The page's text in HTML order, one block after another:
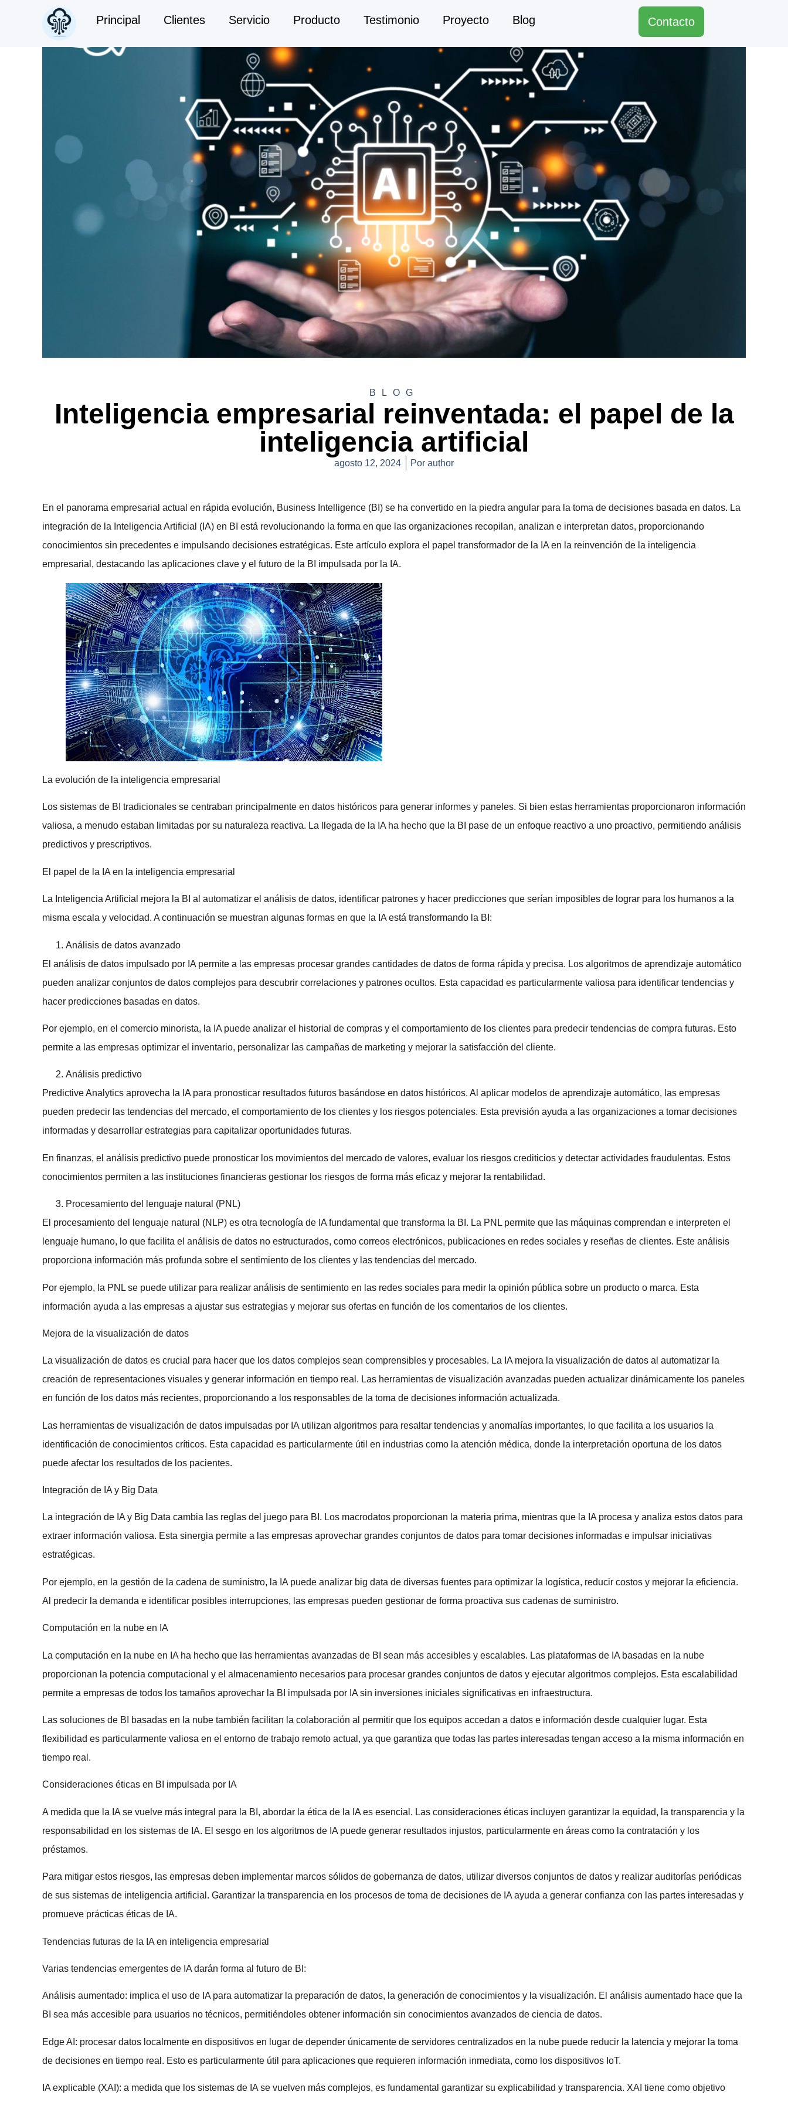
Principal Clientes Servicio Producto Testimonio Proyecto Blog Contacto
BLOG
Inteligencia empresarial reinventada: el papel de la
inteligencia artificial
agosto 12, 2024 Por author
En el panorama empresarial actual en rápida evolución, Business Intelligence (BI) se ha convertido en la piedra angular para la toma de decisiones basada en datos. La
integración de la Inteligencia Artificial (IA) en BI está revolucionando la forma en que las organizaciones recopilan, analizan e interpretan datos, proporcionando
conocimientos sin precedentes e impulsando decisiones estratégicas. Este artículo explora el papel transformador de la IA en la reinvención de la inteligencia
empresarial, destacando las aplicaciones clave y el futuro de la BI impulsada por la IA.
La evolución de la inteligencia empresarial
Los sistemas de BI tradicionales se centraban principalmente en datos históricos para generar informes y paneles. Si bien estas herramientas proporcionaron información
valiosa, a menudo estaban limitadas por su naturaleza reactiva. La llegada de la IA ha hecho que la BI pase de un enfoque reactivo a uno proactivo, permitiendo análisis
predictivos y prescriptivos.
El papel de la IA en la inteligencia empresarial
La Inteligencia Artificial mejora la BI al automatizar el análisis de datos, identificar patrones y hacer predicciones que serían imposibles de lograr para los humanos a la
misma escala y velocidad. A continuación se muestran algunas formas en que la IA está transformando la BI:
Análisis de datos avanzado
El análisis de datos impulsado por IA permite a las empresas procesar grandes cantidades de datos de forma rápida y precisa. Los algoritmos de aprendizaje automático
pueden analizar conjuntos de datos complejos para descubrir correlaciones y patrones ocultos. Esta capacidad es particularmente valiosa para identificar tendencias y
hacer predicciones basadas en datos.
Por ejemplo, en el comercio minorista, la IA puede analizar el historial de compras y el comportamiento de los clientes para predecir tendencias de compra futuras. Esto
permite a las empresas optimizar el inventario, personalizar las campañas de marketing y mejorar la satisfacción del cliente.
Análisis predictivo
Predictive Analytics aprovecha la IA para pronosticar resultados futuros basándose en datos históricos. Al aplicar modelos de aprendizaje automático, las empresas
pueden predecir las tendencias del mercado, el comportamiento de los clientes y los riesgos potenciales. Esta previsión ayuda a las organizaciones a tomar decisiones
informadas y desarrollar estrategias para capitalizar oportunidades futuras.
En finanzas, el análisis predictivo puede pronosticar los movimientos del mercado de valores, evaluar los riesgos crediticios y detectar actividades fraudulentas. Estos
conocimientos permiten a las instituciones financieras gestionar los riesgos de forma más eficaz y mejorar la rentabilidad.
Procesamiento del lenguaje natural (PNL)
El procesamiento del lenguaje natural (NLP) es otra tecnología de IA fundamental que transforma la BI. La PNL permite que las máquinas comprendan e interpreten el
lenguaje humano, lo que facilita el análisis de datos no estructurados, como correos electrónicos, publicaciones en redes sociales y reseñas de clientes. Este análisis
proporciona información más profunda sobre el sentimiento de los clientes y las tendencias del mercado.
Por ejemplo, la PNL se puede utilizar para realizar análisis de sentimiento en las redes sociales para medir la opinión pública sobre un producto o marca. Esta
información ayuda a las empresas a ajustar sus estrategias y mejorar sus ofertas en función de los comentarios de los clientes.
Mejora de la visualización de datos
La visualización de datos es crucial para hacer que los datos complejos sean comprensibles y procesables. La IA mejora la visualización de datos al automatizar la
creación de representaciones visuales y generar información en tiempo real. Las herramientas de visualización avanzadas pueden actualizar dinámicamente los paneles
en función de los datos más recientes, proporcionando a los responsables de la toma de decisiones información actualizada.
Las herramientas de visualización de datos impulsadas por IA utilizan algoritmos para resaltar tendencias y anomalías importantes, lo que facilita a los usuarios la
identificación de conocimientos críticos. Esta capacidad es particularmente útil en industrias como la atención médica, donde la interpretación oportuna de los datos
puede afectar los resultados de los pacientes.
Integración de IA y Big Data
La integración de IA y Big Data cambia las reglas del juego para BI. Los macrodatos proporcionan la materia prima, mientras que la IA procesa y analiza estos datos para
extraer información valiosa. Esta sinergia permite a las empresas aprovechar grandes conjuntos de datos para tomar decisiones informadas e impulsar iniciativas
estratégicas.
Por ejemplo, en la gestión de la cadena de suministro, la IA puede analizar big data de diversas fuentes para optimizar la logística, reducir costos y mejorar la eficiencia.
Al predecir la demanda e identificar posibles interrupciones, las empresas pueden gestionar de forma proactiva sus cadenas de suministro.
Computación en la nube en IA
La computación en la nube en IA ha hecho que las herramientas avanzadas de BI sean más accesibles y escalables. Las plataformas de IA basadas en la nube
proporcionan la potencia computacional y el almacenamiento necesarios para procesar grandes conjuntos de datos y ejecutar algoritmos complejos. Esta escalabilidad
permite a empresas de todos los tamaños aprovechar la BI impulsada por IA sin inversiones iniciales significativas en infraestructura.
Las soluciones de BI basadas en la nube también facilitan la colaboración al permitir que los equipos accedan a datos e información desde cualquier lugar. Esta
flexibilidad es particularmente valiosa en el entorno de trabajo remoto actual, ya que garantiza que todas las partes interesadas tengan acceso a la misma información en
tiempo real.
Consideraciones éticas en BI impulsada por IA
A medida que la IA se vuelve más integral para la BI, abordar la ética de la IA es esencial. Las consideraciones éticas incluyen garantizar la equidad, la transparencia y la
responsabilidad en los sistemas de IA. El sesgo en los algoritmos de IA puede generar resultados injustos, particularmente en áreas como la contratación y los
préstamos.
Para mitigar estos riesgos, las empresas deben implementar marcos sólidos de gobernanza de datos, utilizar diversos conjuntos de datos y realizar auditorías periódicas
de sus sistemas de inteligencia artificial. Garantizar la transparencia en los procesos de toma de decisiones de IA ayuda a generar confianza con las partes interesadas y
promueve prácticas éticas de IA.
Tendencias futuras de la IA en inteligencia empresarial
Varias tendencias emergentes de IA darán forma al futuro de BI:
Análisis aumentado: implica el uso de IA para automatizar la preparación de datos, la generación de conocimientos y la visualización. El análisis aumentado hace que la
BI sea más accesible para usuarios no técnicos, permitiéndoles obtener información sin conocimientos avanzados de ciencia de datos.
Edge AI: procesar datos localmente en dispositivos en lugar de depender únicamente de servidores centralizados en la nube puede reducir la latencia y mejorar la toma
de decisiones en tiempo real. Esto es particularmente útil para aplicaciones que requieren información inmediata, como los dispositivos IoT.
IA explicable (XAI): a medida que los sistemas de IA se vuelven más complejos, es fundamental garantizar su explicabilidad y transparencia. XAI tiene como objetivo